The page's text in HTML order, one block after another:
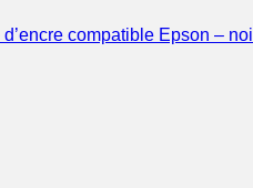
compatible Epson –